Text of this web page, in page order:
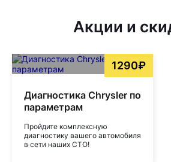
Акции и
1290₽
Диагностика Chrysler по
параметрам
Пройдите комплексную
диагностику вашего автомобиля
в сети наших СТО!